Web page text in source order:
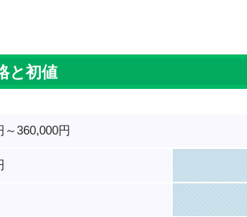
と初値
～360,000円